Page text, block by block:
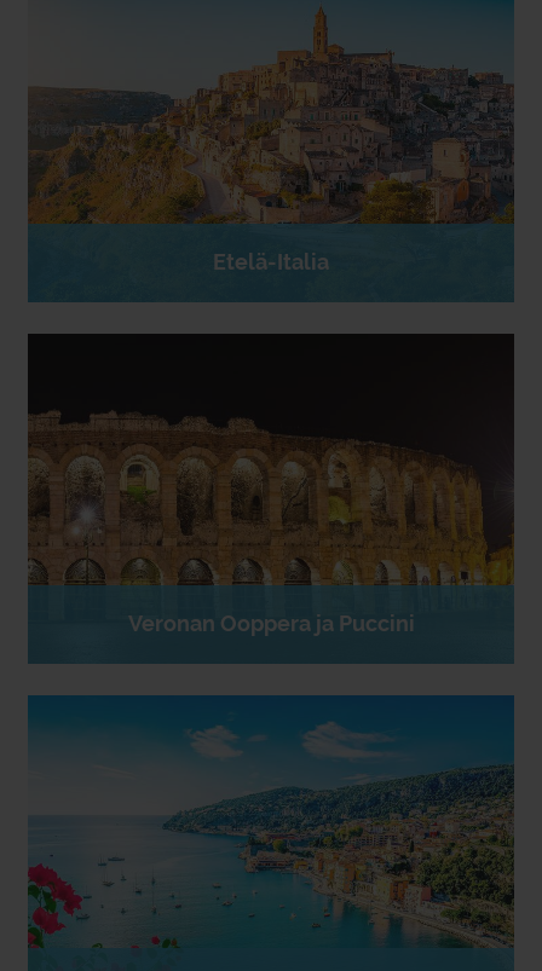
Etelä-Italia
Veronan Ooppera ja Puccini